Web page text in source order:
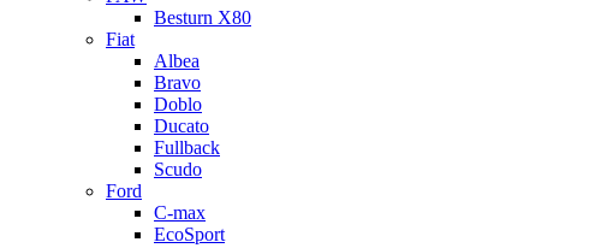
Besturn Х80
Fiat
Albea
Bravo
Doblo
Ducato
Fullback
Scudo
Ford
C-max
EcoSport